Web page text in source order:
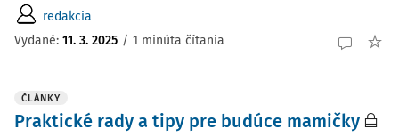
redakcia
Vydané: 11. 3. 2025 / 1 minúta čítania
ČLÁNKY
Praktické rady a tipy pre budúce mamičky